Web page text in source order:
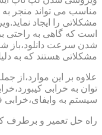
مناسب می تواند منجر
مشکلاتی را ایجاد
است که گاهی به
شدن سرعت دانلود،باز
مشکلاتی هستند که به
علاوه بر این موارد،از
توان به خرابی
سیستم به وایفای،خرابی
راه حل تعمیر و